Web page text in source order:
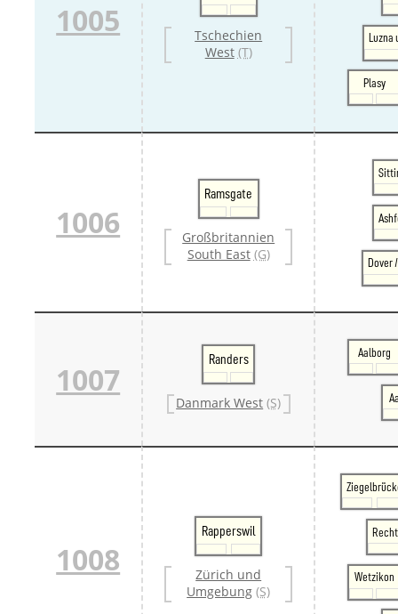
1005
Tschechien
West (T)
Plasy
1006
Ramsgate
Großbritannien
South East (G)
Dover
1007
Randers
Danmark West (S)
Aalborg
1008
Rapperswil
Zürich und
Umgebung (S)
Wetzikon